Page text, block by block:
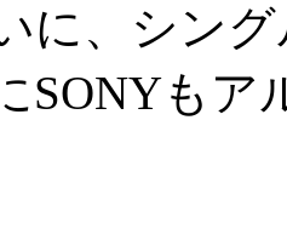
に、シン
SONYも